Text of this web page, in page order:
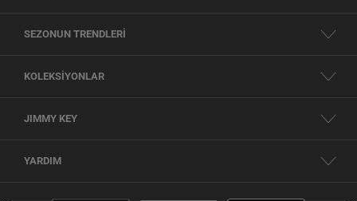
SEZONUN TRENDLERİ
KOLEKSİYONLAR
JIMMY KEY
YARDIM